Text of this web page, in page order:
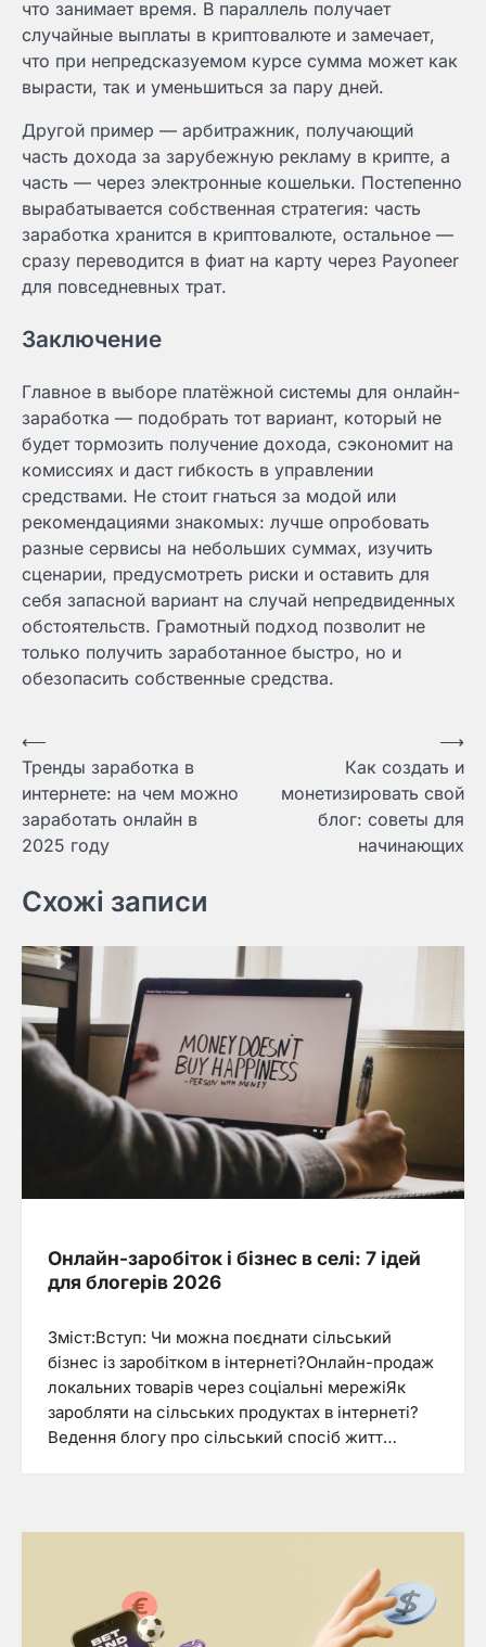
что занимает время. В параллель получает
случайные выплаты в криптовалюте и замечает,
что при непредсказуемом курсе сумма может как
вырасти, так и уменьшиться за пару дней.
Другой пример — арбитражник, получающий
часть дохода за зарубежную рекламу в крипте, а
часть — через электронные кошельки. Постепенно
вырабатывается собственная стратегия: часть
заработка хранится в криптовалюте, остальное —
сразу переводится в фиат на карту через Payoneer
для повседневных трат.
Заключение
Главное в выборе платёжной системы для онлайн-
заработка — подобрать тот вариант, который не
будет тормозить получение дохода, сэкономит на
комиссиях и даст гибкость в управлении
средствами. Не стоит гнаться за модой или
рекомендациями знакомых: лучше опробовать
разные сервисы на небольших суммах, изучить
сценарии, предусмотреть риски и оставить для
себя запасной вариант на случай непредвиденных
обстоятельств. Грамотный подход позволит не
только получить заработанное быстро, но и
обезопасить собственные средства.
Навигация
по
записям
⟵
Тренды заработка в
интернете: на чем можно
заработать онлайн в
2025 году
Как создать и
монетизировать свой
блог: советы для
начинающих
⟶
Схожі записи
Онлайн-заробіток і бізнес в селі: 7 ідей
для блогерів 2026
Зміст:Вступ: Чи можна поєднати сільський
бізнес із заробітком в інтернеті?Онлайн-продаж
локальних товарів через соціальні мережіЯк
заробляти на сільських продуктах в інтернеті?
Ведення блогу про сільський спосіб житт…